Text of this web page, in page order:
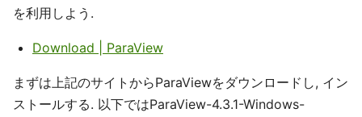
を利用しよう.
Download | ParaView
まずは上記のサイトからParaViewをダウンロードし, イン
ストールする. 以下ではParaView-4.3.1-Windows-